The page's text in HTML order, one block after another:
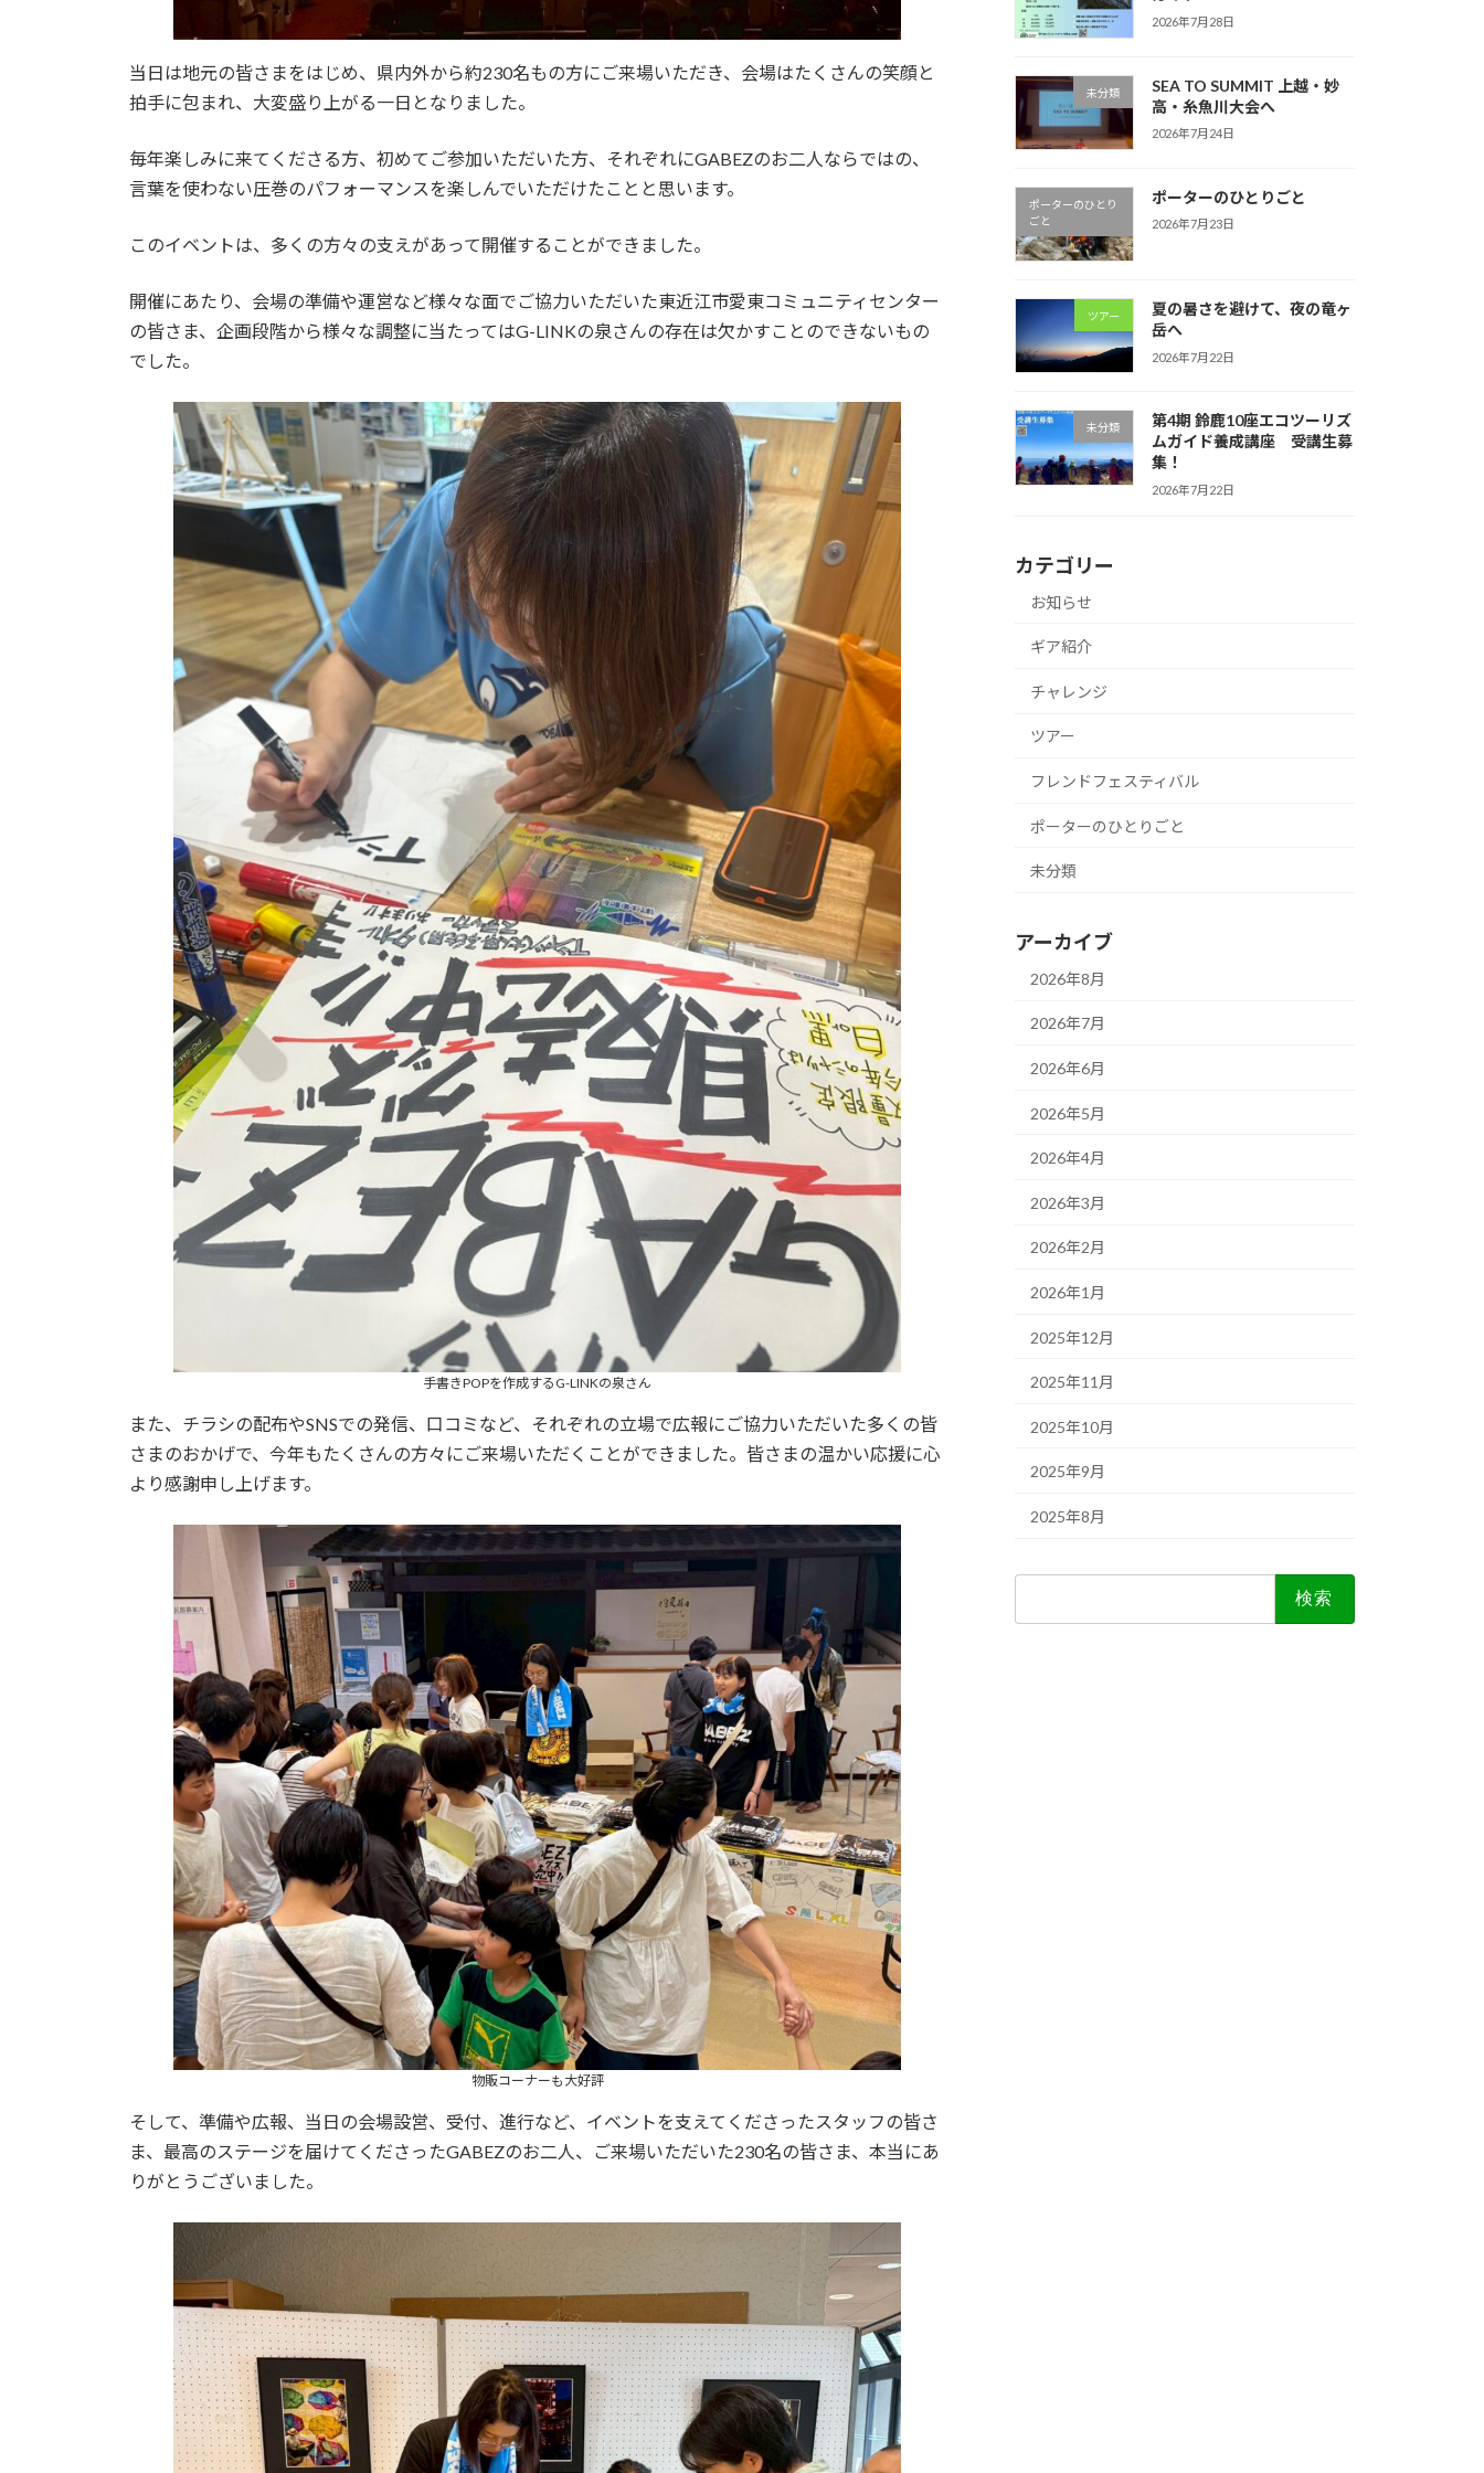
当日は地元の皆さまをはじめ、県内外から約230名もの方にご来場いただき、会場はたくさんの笑顔と
拍手に包まれ、大変盛り上がる一日となりました。
毎年楽しみに来てくださる方、初めてご参加いただいた方、それぞれにGABEZのお二人ならではの、
言葉を使わない圧巻のパフォーマンスを楽しんでいただけたことと思います。
このイベントは、多くの方々の支えがあって開催することができました。
開催にあたり、会場の準備や運営など様々な面でご協力いただいた東近江市愛東コミュニティセンター
の皆さま、企画段階から様々な調整に当たってはG-LINKの泉さんの存在は欠かすことのできないもの
でした。
手書きPOPを作成するG-LINKの泉さん
また、チラシの配布やSNSでの発信、口コミなど、それぞれの立場で広報にご協力いただいた多くの皆
さまのおかげで、今年もたくさんの方々にご来場いただくことができました。皆さまの温かい応援に心
より感謝申し上げます。
物販コーナーも大好評
そして、準備や広報、当日の会場設営、受付、進行など、イベントを支えてくださったスタッフの皆さ
ま、最高のステージを届けてくださったGABEZのお二人、ご来場いただいた230名の皆さま、本当にあ
りがとうございました。
2026年7月28日
未分類
SEA TO SUMMIT 上越・妙
高・糸魚川大会へ
2026年7月24日
ポーターのひとり
ごと
ポーターのひとりごと
2026年7月23日
ツアー
夏の暑さを避けて、夜の竜ヶ
岳へ
2026年7月22日
未分類
第4期 鈴鹿10座エコツーリズ
ムガイド養成講座 受講生募
集！
2026年7月22日
カテゴリー
お知らせ
ギア紹介
チャレンジ
ツアー
フレンドフェスティバル
ポーターのひとりごと
未分類
アーカイブ
2026年8月
2026年7月
2026年6月
2026年5月
2026年4月
2026年3月
2026年2月
2026年1月
2025年12月
2025年11月
2025年10月
2025年9月
2025年8月